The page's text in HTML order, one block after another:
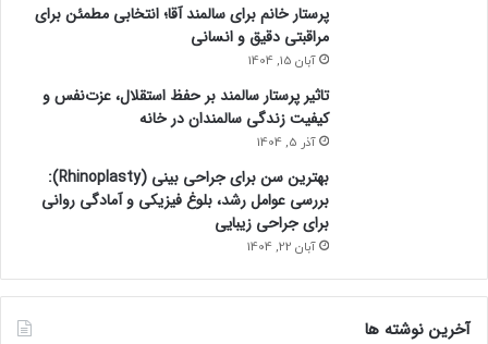
پرستار خانم برای سالمند آقا؛ انتخابی مطمئن برای
مراقبتی دقیق و انسانی
آبان 15, 1404
تاثیر پرستار سالمند بر حفظ استقلال، عزت‌نفس و
کیفیت زندگی سالمندان در خانه
آذر 5, 1404
بهترین سن برای جراحی بینی (Rhinoplasty):
بررسی عوامل رشد، بلوغ فیزیکی و آمادگی روانی
برای جراحی زیبایی
آبان 22, 1404
آخرین نوشته ها